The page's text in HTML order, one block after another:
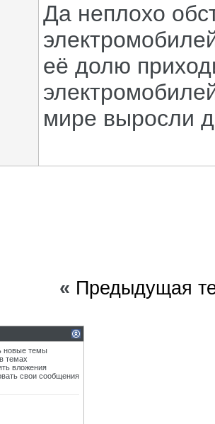
Да неплохо
её долю
мире выросли
« Предыдущая
новые темы
темах
вложения
свои сообщения